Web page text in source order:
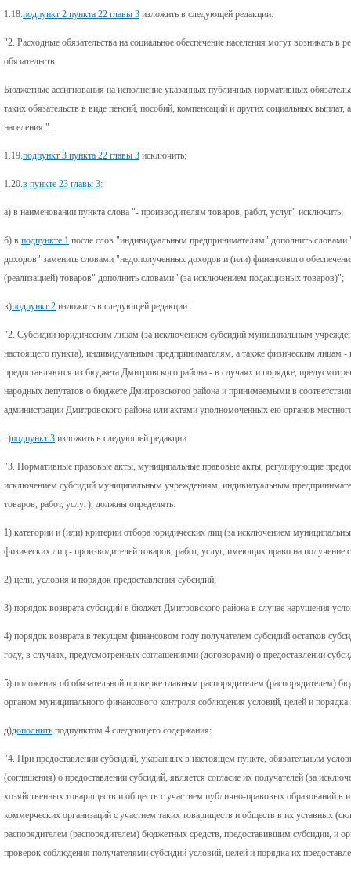
1.18. подпункт 2 пункта 22 главы 3 изложить в следующей редакции:
"2. Расходные обязательства на социальное обеспечение населения могут возникать в
обязательств.
Бюджетные ассигнования на исполнение указанных публичных нормативных
таких обязательств в виде пенсий, пособий, компенсаций и других социальных
населения.".
1.19. подпункт 3 пункта 22 главы 3 исключить;
1.20. в пункте 23 главы 3:
а) в наименовании пункта слова "- производителям товаров, работ, услуг" исключить;
б) в подпункте 1 после слов "индивидуальным предпринимателям" дополнить словами
доходов" заменить словами "недополученных доходов и (или) финансового
(реализацией) товаров" дополнить словами "(за исключением подакцизных товаров)";
в)подпункт 2 изложить в следующей редакции:
"2. Субсидии юридическим лицам (за исключением субсидий муниципальным
настоящего пункта), индивидуальным предпринимателям, а также физическим лицам -
предоставляются из бюджета Дмитровского района - в случаях и порядке,
народных депутатов о бюджете Дмитровскогоо района и принимаемыми в
администрации Дмитровского района или актами уполномоченных ею органов
г)подпункт 3 изложить в следующей редакции:
"3. Нормативные правовые акты, муниципальные правовые акты, регулирующие
исключением субсидий муниципальным учреждениям, индивидуальным
товаров, работ, услуг), должны определять:
1) категории и (или) критерии отбора юридических лиц (за исключением
физических лиц - производителей товаров, работ, услуг, имеющих право на получение
2) цели, условия и порядок предоставления субсидий;
3) порядок возврата субсидий в бюджет Дмитровского района в случае нарушения
4) порядок возврата в текущем финансовом году получателем субсидий остатков
году, в случаях, предусмотренных соглашениями (договорами) о предоставлении
5) положения об обязательной проверке главным распорядителем (распорядителем)
органом муниципального финансового контроля соблюдения условий, целей и
д)дополнить подпунктом 4 следующего содержания:
"4. При предоставлении субсидий, указанных в настоящем пункте, обязательным
(соглашения) о предоставлении субсидий, является согласие их получателей (за
хозяйственных товариществ и обществ с участием публично-правовых образований в
коммерческих организаций с участием таких товариществ и обществ в их уставных
распорядителем (распорядителем) бюджетных средств, предоставившим субсидии, и
проверок соблюдения получателями субсидий условий, целей и порядка их